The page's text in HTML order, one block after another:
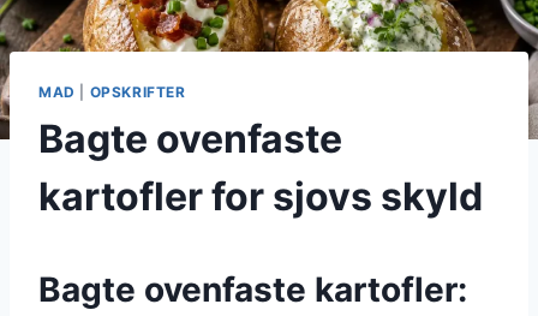
MAD OPSKRIFTER
Bagte ovenfaste
kartofler for sjovs skyld
Bagte ovenfaste kartofler: